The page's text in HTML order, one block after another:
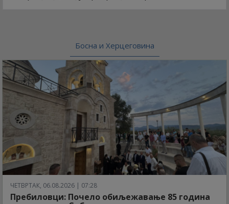
Босна и Херцеговина
ЧЕТВРТАК, 06.08.2026 | 07:28
Пребиловци: Почело обиљежавање 85 година